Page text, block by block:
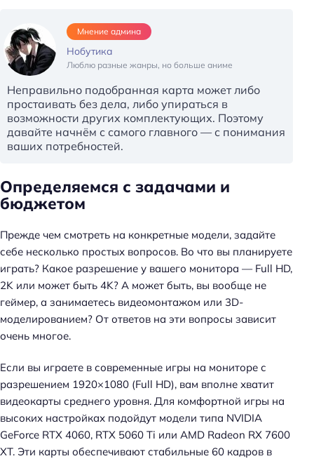
Мнение админа
Нобутика
Люблю разные жанры, но больше аниме
Неправильно подобранная карта может либо
простаивать без дела, либо упираться в
возможности других комплектующих. Поэтому
давайте начнём с самого главного — с понимания
ваших потребностей.
Определяемся с задачами и
бюджетом
Прежде чем смотреть на конкретные модели, задайте
себе несколько простых вопросов. Во что вы планируете
играть? Какое разрешение у вашего монитора — Full HD,
2K или может быть 4K? А может быть, вы вообще не
геймер, а занимаетесь видеомонтажом или 3D-
моделированием? От ответов на эти вопросы зависит
очень многое.
Если вы играете в современные игры на мониторе с
разрешением 1920×1080 (Full HD), вам вполне хватит
видеокарты среднего уровня. Для комфортной игры на
высоких настройках подойдут модели типа NVIDIA
GeForce RTX 4060, RTX 5060 Ti или AMD Radeon RX 7600
XT. Эти карты обеспечивают стабильные 60 кадров в